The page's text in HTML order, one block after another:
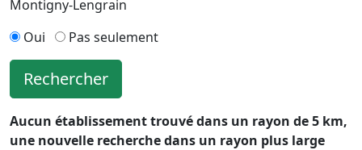
Montigny-Lengrain
Oui
Pas seulement
Rechercher
Aucun établissement trouvé dans un rayon de 5 km,
une nouvelle recherche dans un rayon plus large